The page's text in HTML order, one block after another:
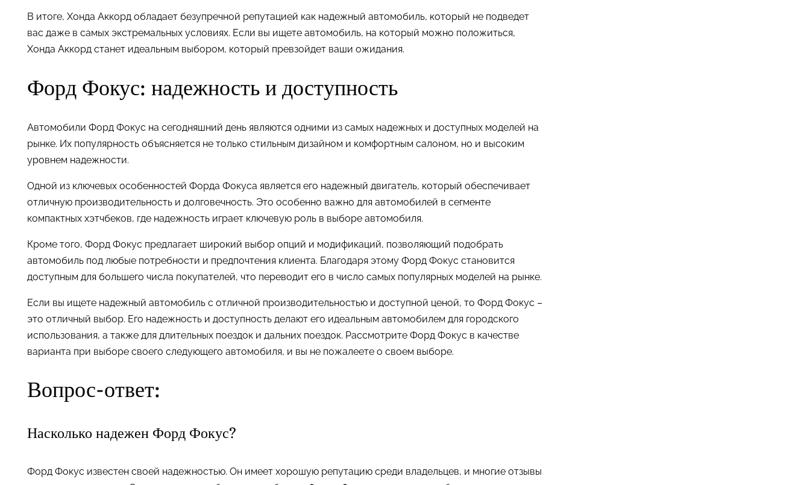
В итоге, Хонда Аккорд обладает безупречной репутацией как надежный автомобиль, который не подведет
вас даже в самых экстремальных условиях. Если вы ищете автомобиль, на который можно положиться,
Хонда Аккорд станет идеальным выбором, который превзойдет ваши ожидания.
Форд Фокус: надежность и доступность
Автомобили Форд Фокус на сегодняшний день являются одними из самых надежных и доступных моделей на
рынке. Их популярность объясняется не только стильным дизайном и комфортным салоном, но и высоким
уровнем надежности.
Одной из ключевых особенностей Форда Фокуса является его надежный двигатель, который обеспечивает
отличную производительность и долговечность. Это особенно важно для автомобилей в сегменте
компактных хэтчбеков, где надежность играет ключевую роль в выборе автомобиля.
Кроме того, Форд Фокус предлагает широкий выбор опций и модификаций, позволяющий подобрать
автомобиль под любые потребности и предпочтения клиента. Благодаря этому Форд Фокус становится
доступным для большего числа покупателей, что переводит его в число самых популярных моделей на рынке.
Если вы ищете надежный автомобиль с отличной производительностью и доступной ценой, то Форд Фокус –
это отличный выбор. Его надежность и доступность делают его идеальным автомобилем для городского
использования, а также для длительных поездок и дальних поездок. Рассмотрите Форд Фокус в качестве
варианта при выборе своего следующего автомобиля, и вы не пожалеете о своем выборе.
Вопрос-ответ:
Насколько надежен Форд Фокус?
Форд Фокус известен своей надежностью. Он имеет хорошую репутацию среди владельцев, и многие отзывы